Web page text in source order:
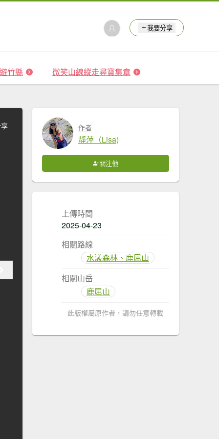
我要分享
竹縣 微笑山線縱走尋寶集章
作者
靜萍（Lisa)
關注他
上傳時間
2025-04-23
相關路線
水漾森林、鹿屈山
相關山岳
鹿屈山
此版權屬原作者，請勿任意轉載